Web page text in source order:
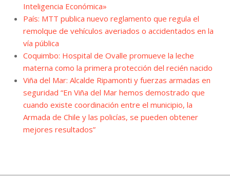
Inteligencia Económica»
País: MTT publica nuevo reglamento que regula el
remolque de vehículos averiados o accidentados en la
vía pública
Coquimbo: Hospital de Ovalle promueve la leche
materna como la primera protección del recién nacido
Viña del Mar: Alcalde Ripamonti y fuerzas armadas en
seguridad “En Viña del Mar hemos demostrado que
cuando existe coordinación entre el municipio, la
Armada de Chile y las policías, se pueden obtener
mejores resultados”